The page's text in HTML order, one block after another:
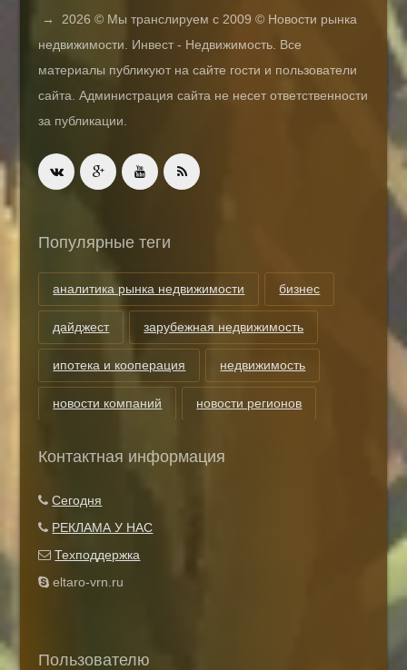
→ 2026 © Мы транслируем с 2009 © Новости рынка
недвижимости. Инвест - Недвижимость. Все
материалы публикуют на сайте гости и пользователи
сайта. Администрация сайта не несет ответственности
за публикации.
Популярные теги
аналитика рынка недвижимости бизнес
дайджест зарубежная недвижимость
ипотека и кооперация недвижимость
новости компаний новости регионов
Контактная информация
Сегодня
РЕКЛАМА У НАС
Техподдержка
eltaro-vrn.ru
Пользователю